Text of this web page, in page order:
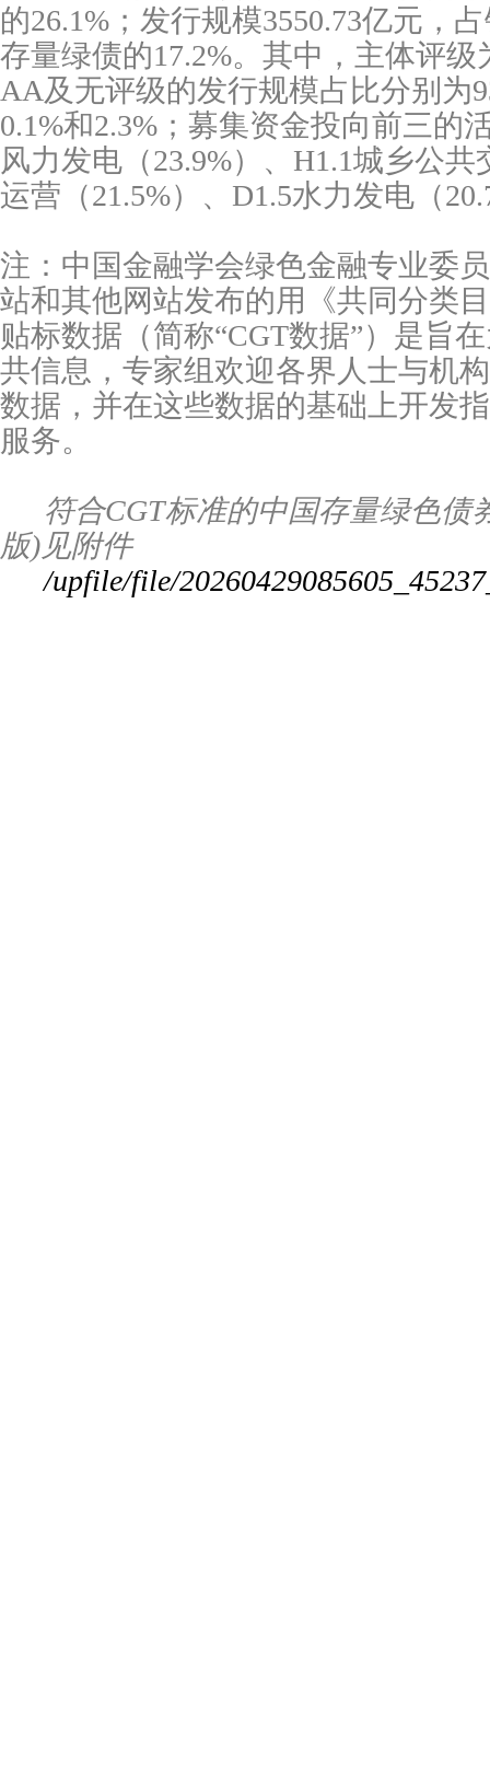
的26.1%；发行规模3550.73亿元，
存量绿债的17.2%。其中，主体评
AA及无评级的发行规模占比分别为
0.1%和2.3%；募集资金投向前三的
风力发电（23.9%）、H1.1城乡公
运营（21.5%）、D1.5水力发电（
注：中国金融学会绿色金融专业委
站和其他网站发布的用《共同分类
贴标数据（简称“CGT数据”）是旨
共信息，专家组欢迎各界人士与机
数据，并在这些数据的基础上开发
服务。
符合CGT标准的中国存量绿色债
版)见附件
/upfile/file/